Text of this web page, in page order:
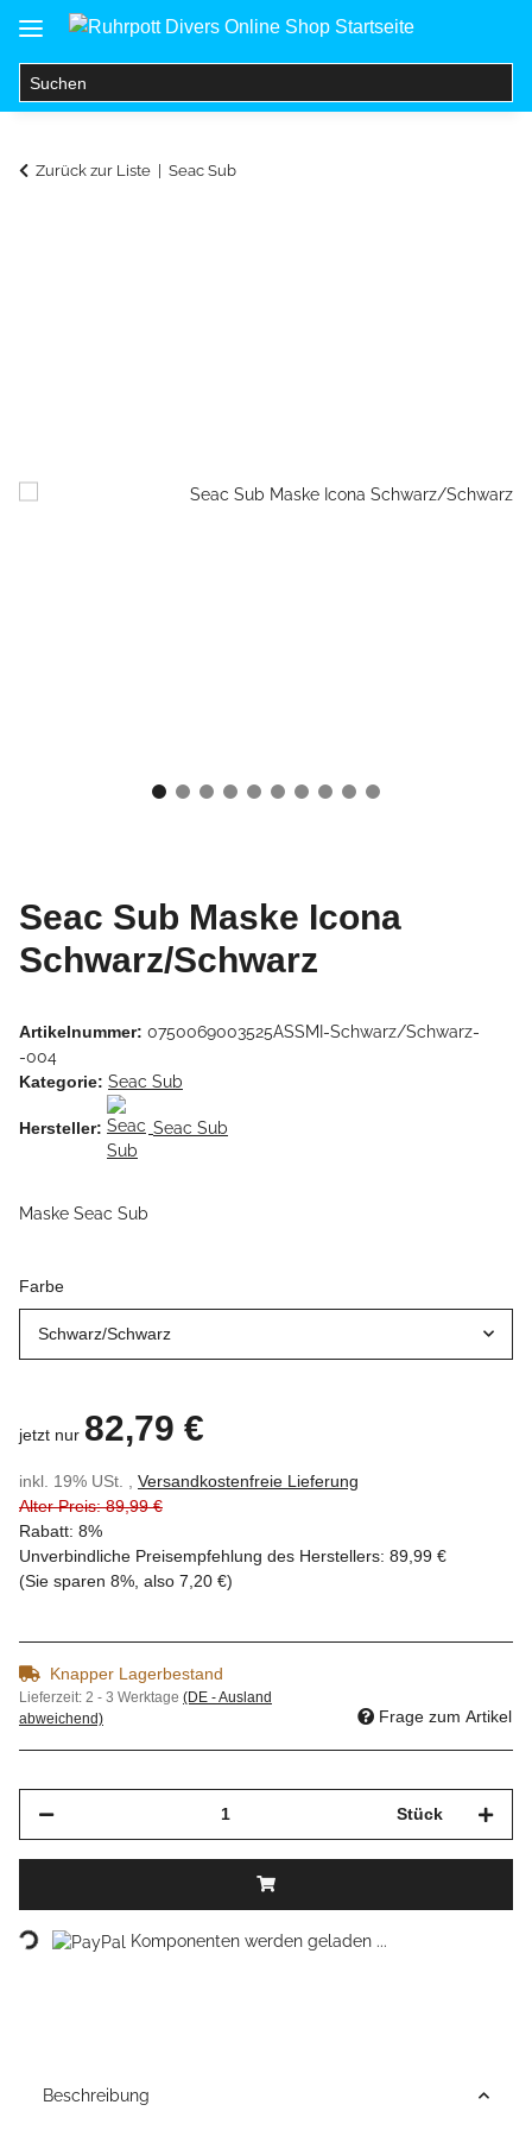
Zurück zur Liste Seac Sub
Seac Sub Maske Icona
Schwarz/Schwarz
Artikelnummer: 0750069003525ASSMI-Schwarz/Schwarz-
-004
Kategorie: Seac Sub
Hersteller: Seac Sub
Maske Seac Sub
Farbe
Schwarz/Schwarz
jetzt nur 82,79 €
inkl. 19% USt. , Versandkostenfreie Lieferung
Alter Preis: 89,99 €
Rabatt: 8%
Unverbindliche Preisempfehlung des Herstellers: 89,99 €
(Sie sparen 8% , also 7,20 €)
Knapper Lagerbestand
Lieferzeit: 2 - 3 Werktage (DE - Ausland
abweichend)
Frage zum Artikel
Stück
Loading... Komponenten werden geladen ...
Beschreibung